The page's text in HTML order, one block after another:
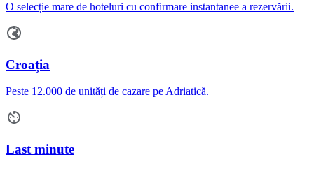
O selecție mare de hoteluri cu confirmare instantanee a rezervării.
Croația
Peste 12.000 de unități de cazare pe Adriatică.
Last minute